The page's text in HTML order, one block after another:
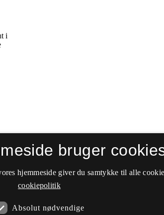
bruger
hjemmeside giver du samtykke til alle
cookiepolitik
Absolut nødvendige